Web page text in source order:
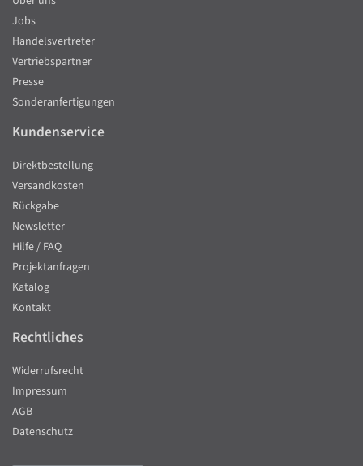
Jobs
Handelsvertreter
Vertriebspartner
Presse
Sonderanfertigungen
Kundenservice
Direktbestellung
Versandkosten
Rückgabe
Newsletter
Hilfe / FAQ
Projektanfragen
Katalog
Kontakt
Rechtliches
Widerrufsrecht
Impressum
AGB
Datenschutz